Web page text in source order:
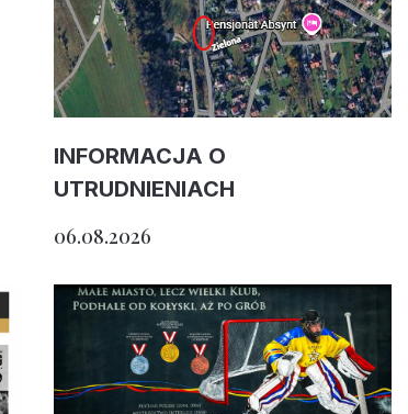
INFORMACJA O
UTRUDNIENIACH
06.08.2026